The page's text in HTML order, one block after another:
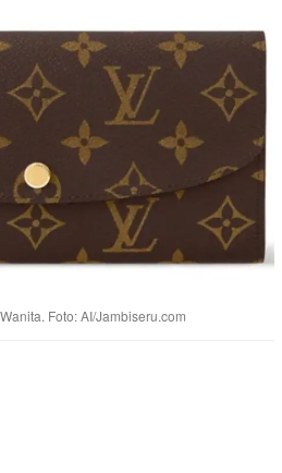
Foto: AI/Jambiseru.com